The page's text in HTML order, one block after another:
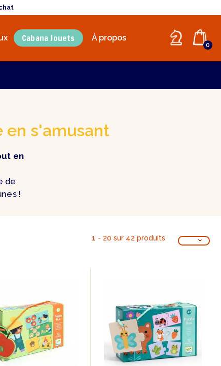
Cabana Jouets À propos
0
en s'amusant
en
de
!
1 - 20 sur 42 produits